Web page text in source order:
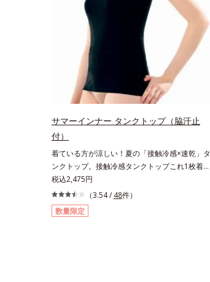
サマーインナー タンクトップ（脇汗止
付）
着ている方が涼しい！夏の「接触冷感×速乾」タ
ンクトップ。接触冷感タンクトップこれ1枚着て
いる方が、断然涼しくなる！「接触冷感×速乾」
インナーです。タンクトップは背中が高めのハイ
バック設計。汗対策万全の定番アイテムです。消
臭ワキ汗止め付き薄型で「片面撥水加工」のワキ
税込2,475円
（3.54 / 48件）
数量限定